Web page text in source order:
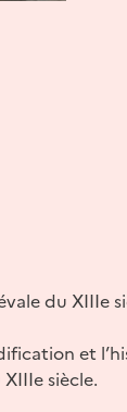
du XIIIe
et
siècle.